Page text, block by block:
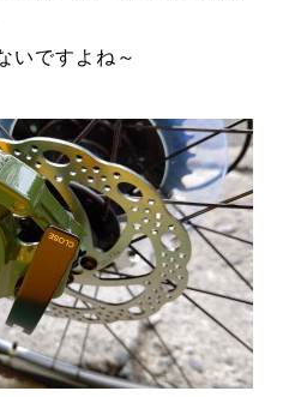
いですよね～